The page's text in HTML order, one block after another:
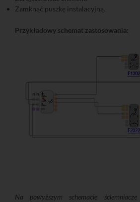
Zamknąć puszkę instalacyjną.
Przykładowy schemat zastosowania:
Na powyższym schemacie ściemniacze